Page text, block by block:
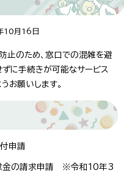
月16日
止のため、窓口での混雑を避
ずに手続きが可能なサービス
お願いします。
申請
金の請求申請 ※令和10年3